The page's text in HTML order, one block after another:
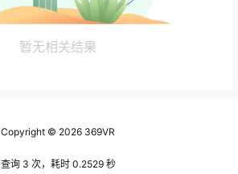
暂无相关结果
Copyright © 2026 369VR
查询 3 次，耗时 0.2529 秒